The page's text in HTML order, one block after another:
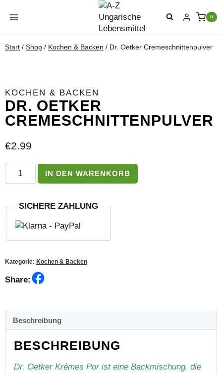
Inhalt
0
Start / Shop / Kochen & Backen / Dr. Oetker Cremeschnittenpulver
KOCHEN & BACKEN
DR. OETKER
CREMESCHNITTENPULVER
€2.99
Oetker
Menge
IN DEN WARENKORB
SICHERE ZAHLUNG
Kategorie: Kochen & Backen
Share:
Beschreibung
BESCHREIBUNG
Dr. Oetker Krémes Por ist eine Backmischung, die